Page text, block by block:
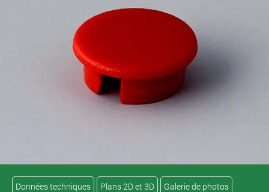
Données techniques Plans 2D et 3D Galerie de photos